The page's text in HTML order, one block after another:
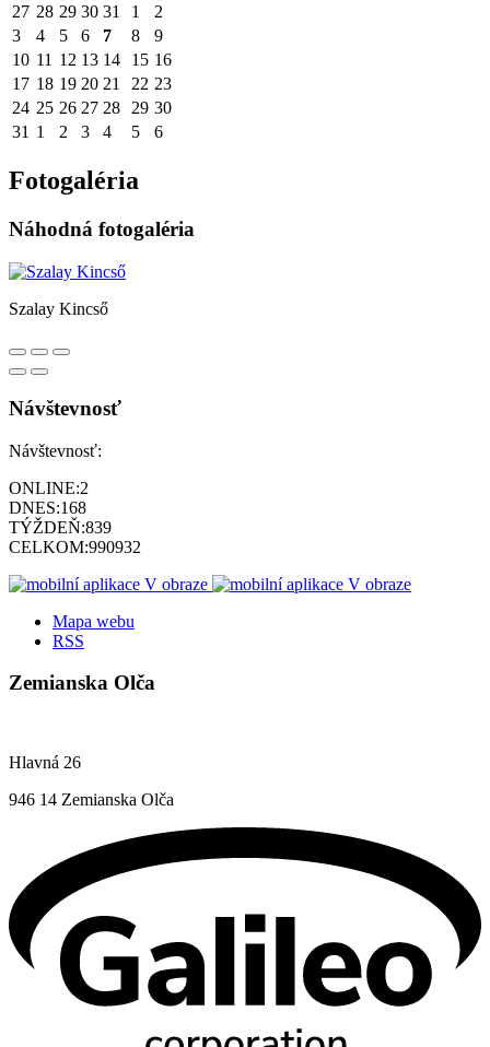
27 28 29 30 31 1
2
3
4 5 6 7 8
9
10 11 12 13 14 15 16
17 18 19 20 21 22 23
24 25 26 27 28 29 30
31 1 2 3 4 5 6
Fotogaléria
Náhodná fotogaléria
Szalay Kincső
Návštevnosť
Návštevnosť:
ONLINE:2
DNES:168
TÝŽDEŇ:839
CELKOM:990932
Mapa webu
RSS
Zemianska Olča
Hlavná 26
946 14 Zemianska Olča